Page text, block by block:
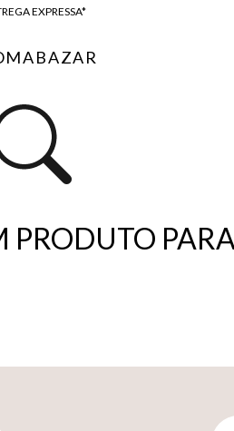
EXPRESSA*
BAIXE O APPBAZAR